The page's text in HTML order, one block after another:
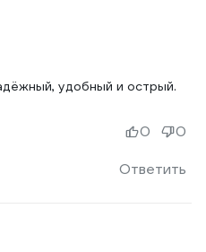
удобный и острый.
Ответить
0 0